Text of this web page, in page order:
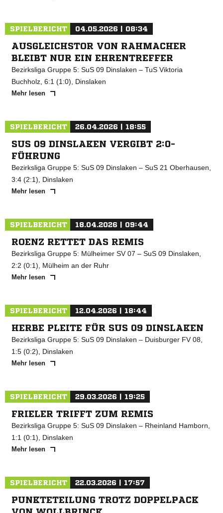
SPIELBERICHT 04.05.2026 | 08:34
AUSGLEICHSTOR VON RAHMACHER
BLEIBT NUR EIN EHRENTREFFER
Bezirksliga Gruppe 5: SuS 09 Dinslaken – TuS Viktoria
Buchholz, 6:1 (1:0), Dinslaken
Mehr lesen
SPIELBERICHT 26.04.2026 | 18:55
SUS 09 DINSLAKEN VERGIBT 2:0-
FÜHRUNG
Bezirksliga Gruppe 5: SuS 09 Dinslaken – SuS 21 Oberhausen,
3:4 (2:1), Dinslaken
Mehr lesen
SPIELBERICHT 18.04.2026 | 09:44
ROENZ RETTET DAS REMIS
Bezirksliga Gruppe 5: Mülheimer SV 07 – SuS 09 Dinslaken,
2:2 (0:1), Mülheim an der Ruhr
Mehr lesen
SPIELBERICHT 12.04.2026 | 18:44
HERBE PLEITE FÜR SUS 09 DINSLAKEN
Bezirksliga Gruppe 5: SuS 09 Dinslaken – Duisburger FV 08,
1:5 (0:2), Dinslaken
Mehr lesen
SPIELBERICHT 29.03.2026 | 19:25
FRIELER TRIFFT ZUM REMIS
Bezirksliga Gruppe 5: SuS 09 Dinslaken – Rheinland Hamborn,
1:1 (0:1), Dinslaken
Mehr lesen
SPIELBERICHT 22.03.2026 | 17:57
PUNKTETEILUNG TROTZ DOPPELPACK